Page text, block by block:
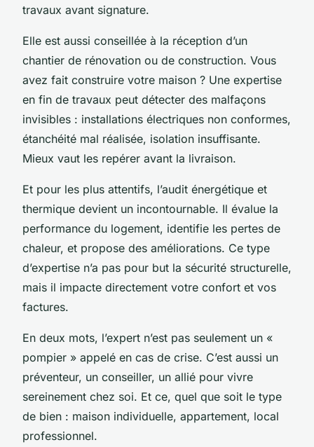
travaux avant signature.
Elle est aussi conseillée à la réception d’un
chantier de rénovation ou de construction. Vous
avez fait construire votre maison ? Une expertise
en fin de travaux peut détecter des malfaçons
invisibles : installations électriques non conformes,
étanchéité mal réalisée, isolation insuffisante.
Mieux vaut les repérer avant la livraison.
Et pour les plus attentifs, l’audit énergétique et
thermique devient un incontournable. Il évalue la
performance du logement, identifie les pertes de
chaleur, et propose des améliorations. Ce type
d’expertise n’a pas pour but la sécurité structurelle,
mais il impacte directement votre confort et vos
factures.
En deux mots, l’expert n’est pas seulement un «
pompier » appelé en cas de crise. C’est aussi un
préventeur, un conseiller, un allié pour vivre
sereinement chez soi. Et ce, quel que soit le type
de bien : maison individuelle, appartement, local
professionnel.